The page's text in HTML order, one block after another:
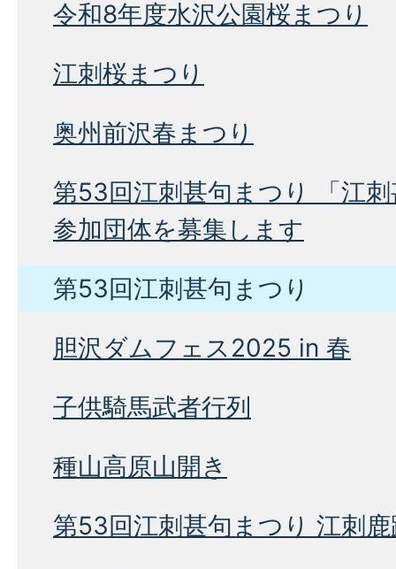
令和8年度水沢公園桜まつり
江刺桜まつり
奥州前沢春まつり
第53回江刺甚句まつり 「江
参加団体を募集します
第53回江刺甚句まつり
胆沢ダムフェス2025 in 春
子供騎馬武者行列
種山高原山開き
第53回江刺甚句まつり 江刺